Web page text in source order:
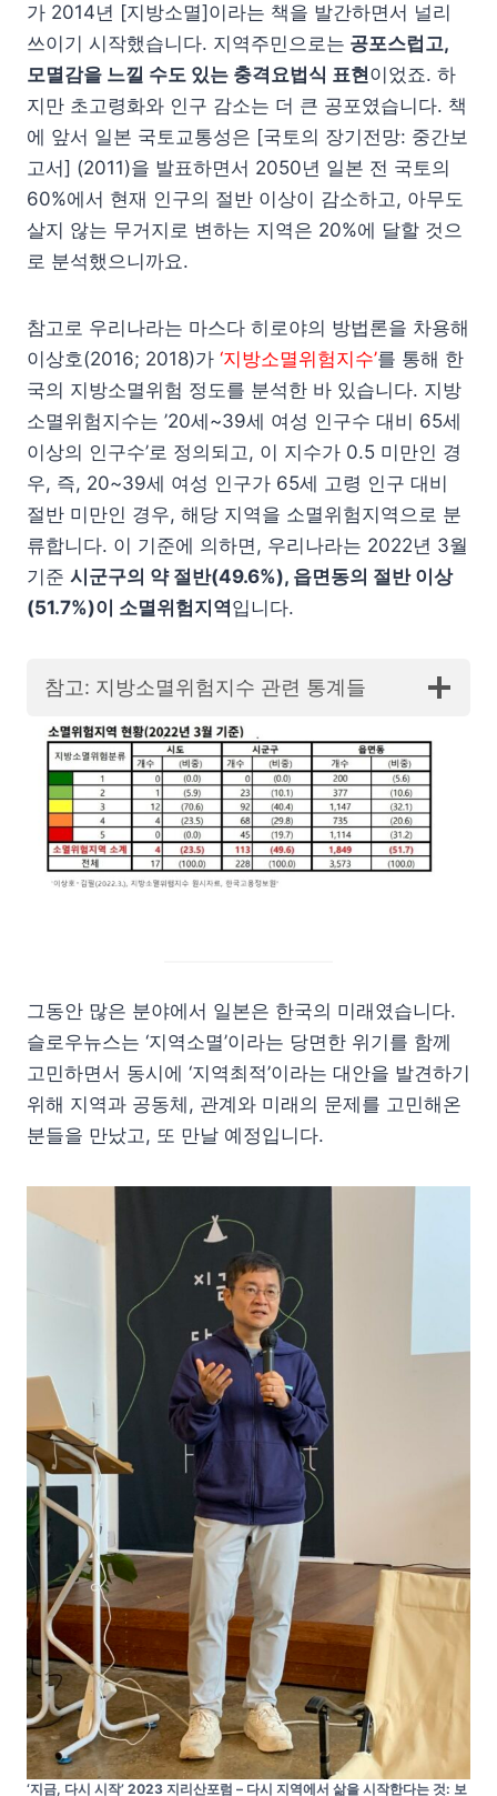
가 2014년 [지방소멸]이라는 책을 발간하면서 널리
쓰이기 시작했습니다. 지역주민으로는 공포스럽고,
모멸감을 느낄 수도 있는 충격요법식 표현이었죠. 하
지만 초고령화와 인구 감소는 더 큰 공포였습니다. 책
에 앞서 일본 국토교통성은 [국토의 장기전망: 중간보
고서] (2011)을 발표하면서 2050년 일본 전 국토의
60%에서 현재 인구의 절반 이상이 감소하고, 아무도
살지 않는 무거지로 변하는 지역은 20%에 달할 것으
로 분석했으니까요.
참고로 우리나라는 마스다 히로야의 방법론을 차용해
이상호(2016; 2018)가 ‘지방소멸위험지수’를 통해 한
국의 지방소멸위험 정도를 분석한 바 있습니다. 지방
소멸위험지수는 ’20세~39세 여성 인구수 대비 65세
이상의 인구수’로 정의되고, 이 지수가 0.5 미만인 경
우, 즉, 20~39세 여성 인구가 65세 고령 인구 대비
절반 미만인 경우, 해당 지역을 소멸위험지역으로 분
류합니다. 이 기준에 의하면, 우리나라는 2022년 3월
기준 시군구의 약 절반(49.6%), 읍면동의 절반 이상
(51.7%)이 소멸위험지역입니다.
참고: 지방소멸위험지수 관련 통계들
그동안 많은 분야에서 일본은 한국의 미래였습니다.
슬로우뉴스는 ‘지역소멸’이라는 당면한 위기를 함께
고민하면서 동시에 ‘지역최적’이라는 대안을 발견하기
위해 지역과 공동체, 관계와 미래의 문제를 고민해온
분들을 만났고, 또 만날 예정입니다.
‘지금, 다시 시작’ 2023 지리산포럼 – 다시 지역에서 삶을 시작한다는 것: 보